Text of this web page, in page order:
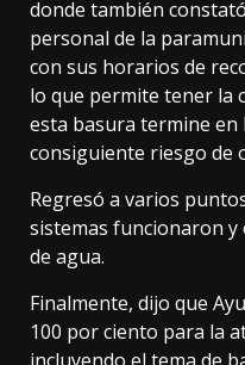
donde también
personal de la
con sus horarios de
lo que permite tener la
esta basura termine en
consiguiente riesgo de
Regresó a varios
sistemas funcionaron
de agua.
Finalmente, dijo que
100 por ciento para la